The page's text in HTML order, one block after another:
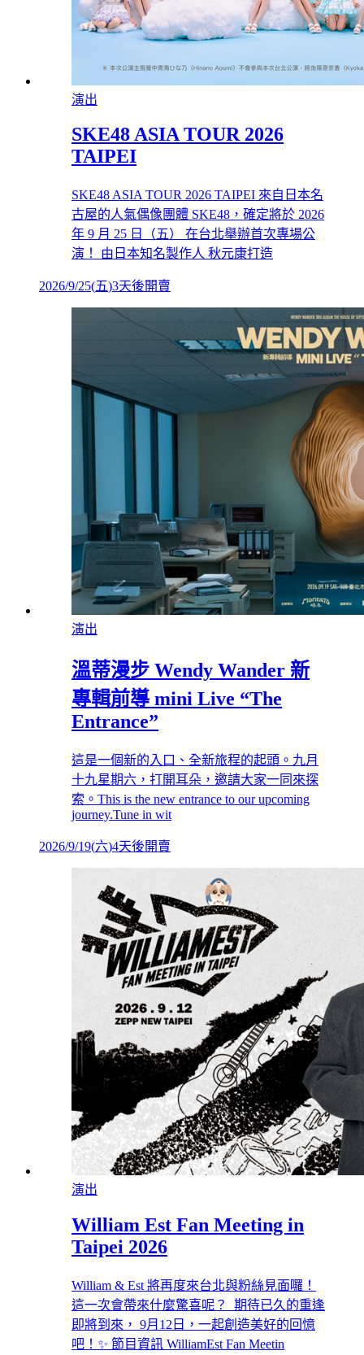
演出
SKE48 ASIA TOUR 2026
TAIPEI
SKE48 ASIA TOUR 2026 TAIPEI 來自日本名
古屋的人氣偶像團體 SKE48，確定將於 2026
年 9 月 25 日（五） 在台北舉辦首次專場公
演！ 由日本知名製作人 秋元康打造
2026/9/25(五)3天後開賣
演出
溫蒂漫步 Wendy Wander 新
專輯前導 mini Live “The
Entrance”
這是一個新的入口、全新旅程的起頭。九月
十九星期六，打開耳朵，邀請大家一同來探
索。This is the new entrance to our upcoming
journey.Tune in wit
2026/9/19(六)4天後開賣
演出
William Est Fan Meeting in
Taipei 2026
William & Est 將再度來台北與粉絲見面囉！
這一次會帶來什麼驚喜呢？ 期待已久的重逢
即將到來， 9月12日，一起創造美好的回憶
吧！✨ 節目資訊 WilliamEst Fan Meetin